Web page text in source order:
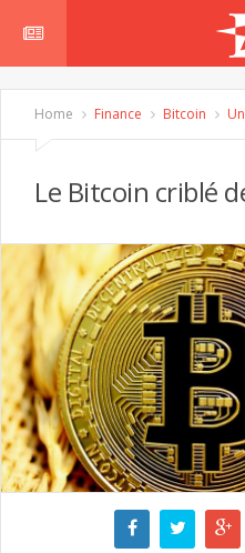
Home Finance Bitcoin
Le Bitcoin criblé